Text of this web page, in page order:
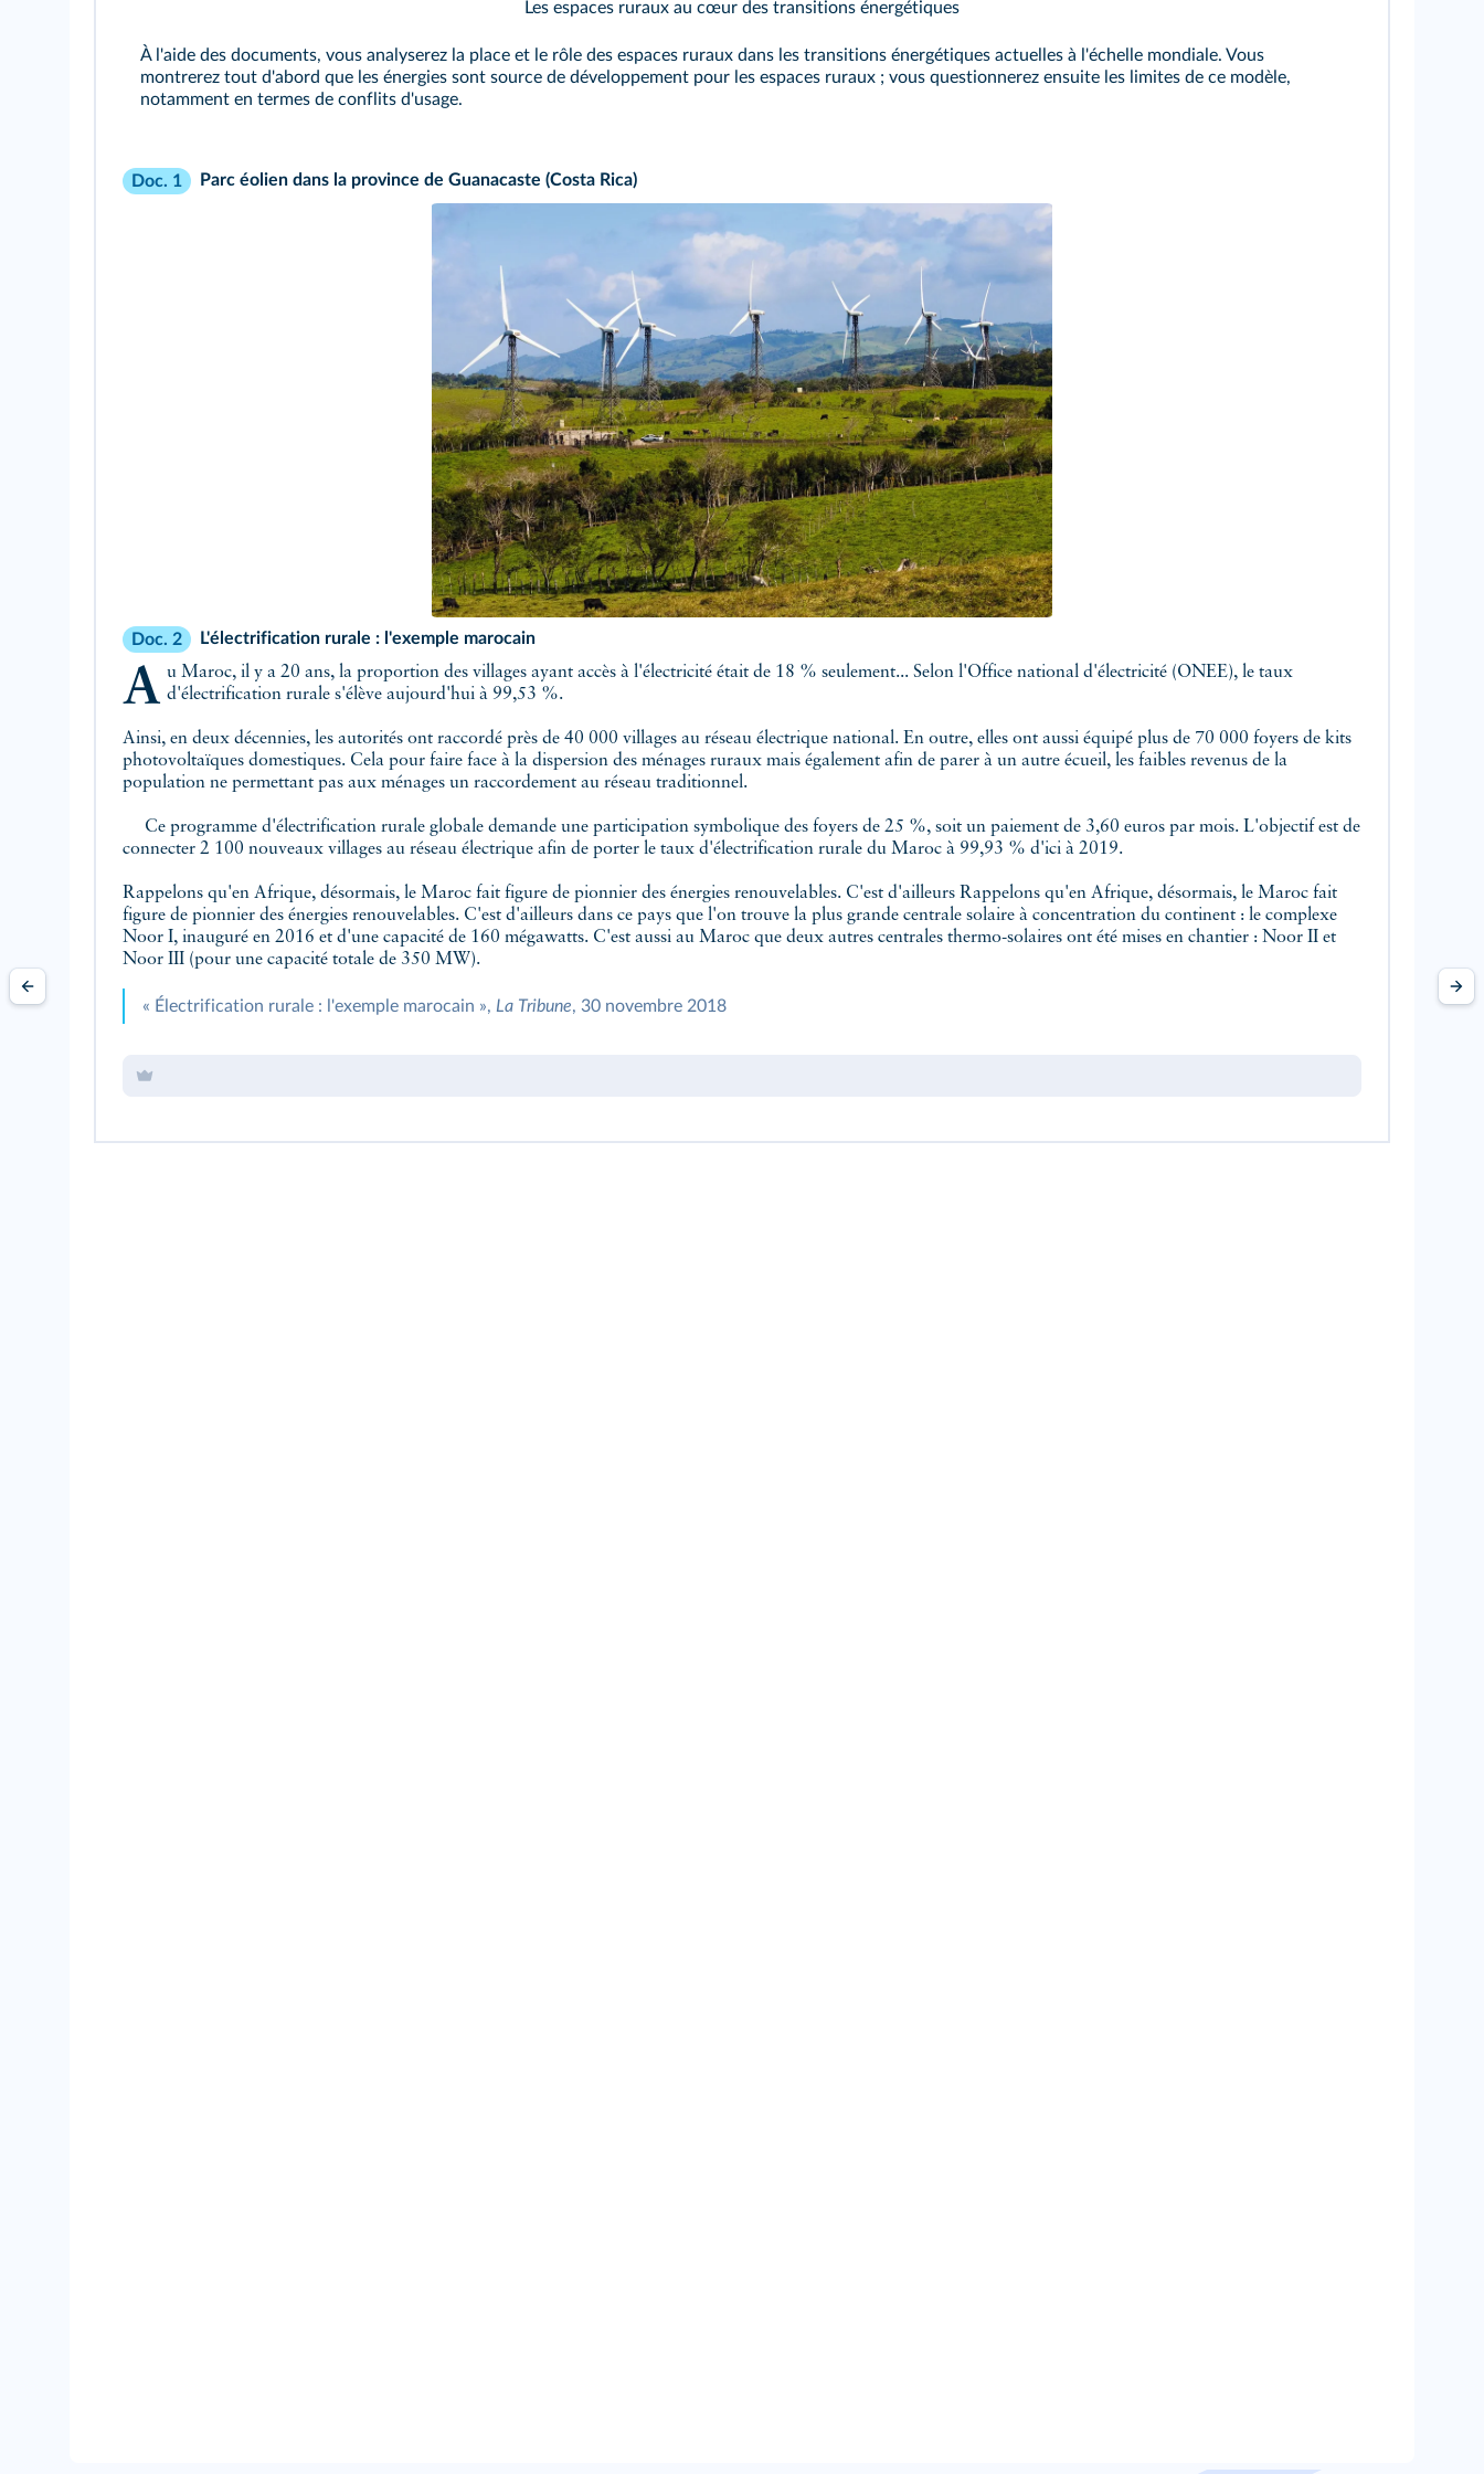
Les espaces ruraux au cœur des transitions énergétiques
À l'aide des documents, vous analyserez la place et le rôle des espaces ruraux dans les transitions énergétiques actuelles à l'échelle mondiale. Vous
montrerez tout d'abord que les énergies sont source de développement pour les espaces ruraux ; vous questionnerez ensuite les limites de ce modèle,
notamment en termes de conflits d'usage.
Doc. 1 Parc éolien dans la province de Guanacaste (Costa Rica)
Doc. 2 L'électrification rurale : l'exemple marocain
Au Maroc, il y a 20 ans, la proportion des villages ayant accès à l'électricité était de 18 % seulement... Selon l'Office national d'électricité (ONEE), le taux d'électrification rurale s'élève aujourd'hui à 99,53 %.
Ainsi, en deux décennies, les autorités ont raccordé près de 40 000 villages au réseau électrique national. En outre, elles ont aussi équipé plus de 70 000 foyers de kits
photovoltaïques domestiques. Cela pour faire face à la dispersion des ménages ruraux mais également afin de parer à un autre écueil, les faibles revenus de la
population ne permettant pas aux ménages un raccordement au réseau traditionnel.
Ce programme d'électrification rurale globale demande une participation symbolique des foyers de 25 %, soit un paiement de 3,60 euros par mois. L'objectif est de
connecter 2 100 nouveaux villages au réseau électrique afin de porter le taux d'électrification rurale du Maroc à 99,93 % d'ici à 2019.
Rappelons qu'en Afrique, désormais, le Maroc fait figure de pionnier des énergies renouvelables. C'est d'ailleurs Rappelons qu'en Afrique, désormais, le Maroc fait
figure de pionnier des énergies renouvelables. C'est d'ailleurs dans ce pays que l'on trouve la plus grande centrale solaire à concentration du continent : le complexe
Noor I, inauguré en 2016 et d'une capacité de 160 mégawatts. C'est aussi au Maroc que deux autres centrales thermo-solaires ont été mises en chantier : Noor II et
Noor III (pour une capacité totale de 350 MW).
« Électrification rurale : l'exemple marocain », La Tribune, 30 novembre 2018